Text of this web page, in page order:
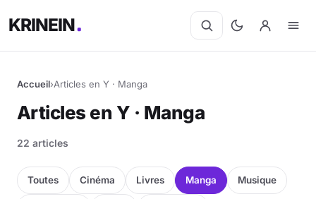
KRINEIN
Cinéma
Séries
Manga
Accueil›Articles en Y · Manga
Articles en Y · Manga
22 articles
Toutes Cinéma Livres Manga Musique